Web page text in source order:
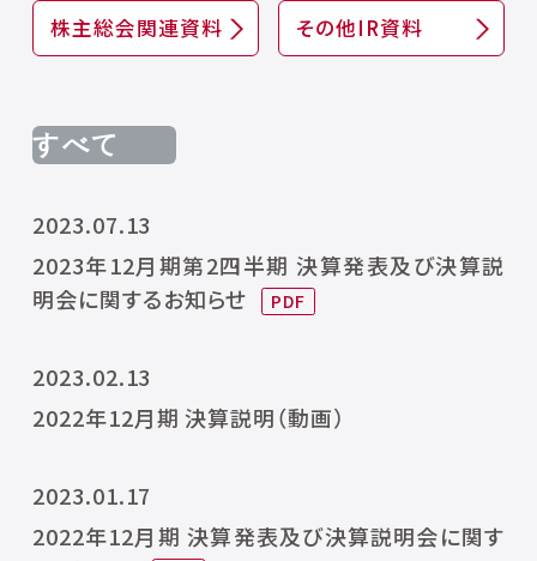
株主総会関連資料 その他IR資料
2023.07.13
2023年12月期第2四半期 決算発表及び決算説
明会に関するお知らせ
2023.02.13
2022年12月期 決算説明（動画）
2023.01.17
2022年12月期 決算発表及び決算説明会に関す